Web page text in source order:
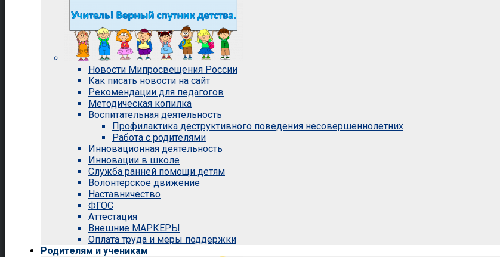
Новости Мипросвещения России
Как писать новости на сайт
Рекомендации для педагогов
Методическая копилка
Воспитательная деятельность
Профилактика деструктивного поведения несовершеннолетних
Работа с родителями
Инновационная деятельность
Инновации в школе
Служба ранней помощи детям
Волонтерское движение
Наставничество
ФГОС
Аттестация
Внешние МАРКЕРЫ
Оплата труда и меры поддержки
Родителям и ученикам